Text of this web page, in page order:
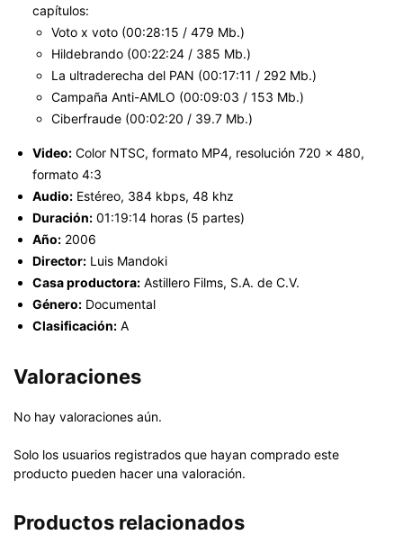
capítulos:
Voto x voto (00:28:15 / 479 Mb.)
Hildebrando (00:22:24 / 385 Mb.)
La ultraderecha del PAN (00:17:11 / 292 Mb.)
Campaña Anti-AMLO (00:09:03 / 153 Mb.)
Ciberfraude (00:02:20 / 39.7 Mb.)
Video: Color NTSC, formato MP4, resolución 720 x 480,
formato 4:3
Audio: Estéreo, 384 kbps, 48 khz
Duración: 01:19:14 horas (5 partes)
Año: 2006
Director: Luis Mandoki
Casa productora: Astillero Films, S.A. de C.V.
Género: Documental
Clasificación: A
Valoraciones
No hay valoraciones aún.
Solo los usuarios registrados que hayan comprado este
producto pueden hacer una valoración.
Productos relacionados